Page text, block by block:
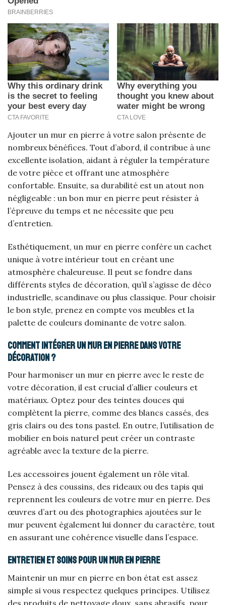
Ajouter un mur en pierre à votre salon présente de
nombreux bénéfices. Tout d’abord, il contribue à une
excellente isolation, aidant à réguler la température
de votre pièce et offrant une atmosphère
confortable. Ensuite, sa durabilité est un atout non
négligeable : un bon mur en pierre peut résister à
l’épreuve du temps et ne nécessite que peu
d’entretien.
Esthétiquement, un mur en pierre confère un cachet
unique à votre intérieur tout en créant une
atmosphère chaleureuse. Il peut se fondre dans
différents styles de décoration, qu’il s’agisse de déco
industrielle, scandinave ou plus classique. Pour choisir
le bon style, prenez en compte vos meubles et la
palette de couleurs dominante de votre salon.
Comment intégrer un mur en pierre dans votre
décoration ?
Pour harmoniser un mur en pierre avec le reste de
votre décoration, il est crucial d’allier couleurs et
matériaux. Optez pour des teintes douces qui
complètent la pierre, comme des blancs cassés, des
gris clairs ou des tons pastel. En outre, l’utilisation de
mobilier en bois naturel peut créer un contraste
agréable avec la texture de la pierre.
Les accessoires jouent également un rôle vital.
Pensez à des coussins, des rideaux ou des tapis qui
reprennent les couleurs de votre mur en pierre. Des
œuvres d’art ou des photographies ajoutées sur le
mur peuvent également lui donner du caractère, tout
en assurant une cohérence visuelle dans l’espace.
Entretien et soins pour un mur en pierre
Maintenir un mur en pierre en bon état est assez
simple si vous respectez quelques principes. Utilisez
des produits de nettoyage doux, sans abrasifs, pour